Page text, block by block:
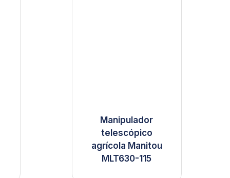
Manipulador
telescópico
agrícola Manitou
MLT630-115